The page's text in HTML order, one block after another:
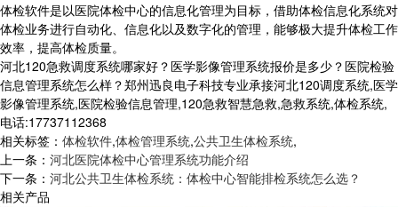
体检软件是以医院体检中心的信息化管理为目标，借助体检信息化系统对
体检业务进行自动化、信息化以及数字化的管理，能够极大提升体检工作
效率，提高体检质量。
河北120急救调度系统哪家好？医学影像管理系统报价是多少？医院检验
信息管理系统怎么样？郑州迅良电子科技专业承接河北120调度系统,医学
影像管理系统,医院检验信息管理,120急救智慧急救,急救系统,体检系统,
电话:17737112368
相关标签： 体检软件,体检管理系统,公共卫生体检系统,
上一条： 河北医院体检中心管理系统功能介绍
下一条： 河北公共卫生体检系统：体检中心智能排检系统怎么选？
相关产品